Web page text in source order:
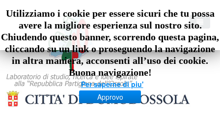
Utilizziamo i cookie per essere sicuri che tu possa
avere la migliore esperienza sul nostro sito.
Chiudendo questo banner, scorrendo questa pagina,
cliccando su un link o proseguendo la navigazione
in altra maniera, acconsenti all’uso dei cookie.
Buona navigazione!
Per saperne di piu'
Approvo
Home
Casa 4O
Presentazione
Storia RPO